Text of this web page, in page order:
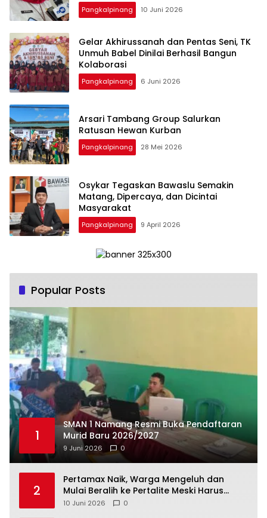
Pangkalpinang 10 Juni 2026
‎Gelar Akhirussanah dan Pentas Seni, TK
Unmuh Babel Dinilai Berhasil Bangun
Pangkalpinang 6 Juni 2026
‎Arsari Tambang Group Salurkan
Ratusan Hewan Kurban
Pangkalpinang 28 Mei 2026
Osykar Tegaskan Bawaslu Semakin
Matang, Dipercaya, dan Dicintai
Masyarakat
Pangkalpinang 9 April 2026
Popular Posts
1
SMAN 1 Namang Resmi Buka Pendaftaran
Murid Baru 2026/2027
9 Juni 2026 0
2
‎Pertamax Naik, Warga Mengeluh dan
Mulai Beralih ke Pertalite Meski Harus
10 Juni 2026 0